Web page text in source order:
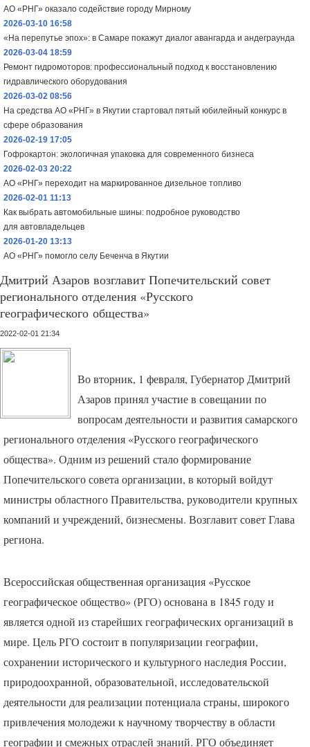
АО «РНГ» оказало содействие городу Мирному
2026-03-10 16:58
«На перепутье эпох»: в Самаре покажут диалог авангарда и андеграунда
2026-03-04 18:59
Ремонт гидромоторов: профессиональный подход к восстановлению
гидравлического оборудования
2026-03-02 08:56
На средства АО «РНГ» в Якутии стартовал пятый юбилейный конкурс в
сфере образования
2026-02-19 17:05
Гофрокартон: экологичная упаковка для современного бизнеса
2026-02-03 20:22
АО «РНГ» переходит на маркированное дизельное топливо
2026-02-01 11:13
Как выбрать автомобильные шины: подробное руководство
для автовладельцев
2026-01-20 13:13
АО «РНГ» помогло селу Беченча в Якутии
Дмитрий Азаров возглавит Попечительский совет
регионального отделения «Русского
географического общества»
2022-02-01 21:34
Во вторник, 1 февраля, Губернатор Дмитрий
Азаров принял участие в совещании по
вопросам деятельности и развития самарского
регионального отделения «Русского географического
общества». Одним из решений стало формирование
Попечительского совета организации, в который войдут
министры областного Правительства, руководители крупных
компаний и учреждений, бизнесмены. Возглавит совет Глава
региона.
Всероссийская общественная организация «Русское
географическое общество» (РГО) основана в 1845 году и
является одной из старейших географических организаций в
мире. ЦельРГО состоит в популяризации географии,
сохранении исторического и культурного наследия России,
природоохранной, образовательной, исследовательской
деятельности для реализации потенциала страны, широкого
привлечения молодежи к научному творчеству в области
географии и смежных отраслей знаний. РГО объединяет